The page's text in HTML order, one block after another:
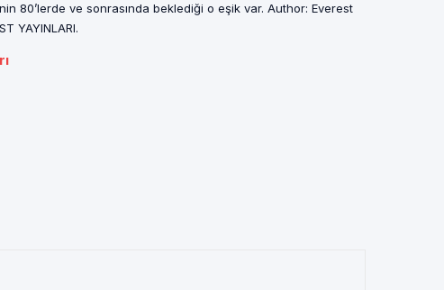
80’lerde ve sonrasında beklediği o eşik var. Author: Everest
YAYINLARI.